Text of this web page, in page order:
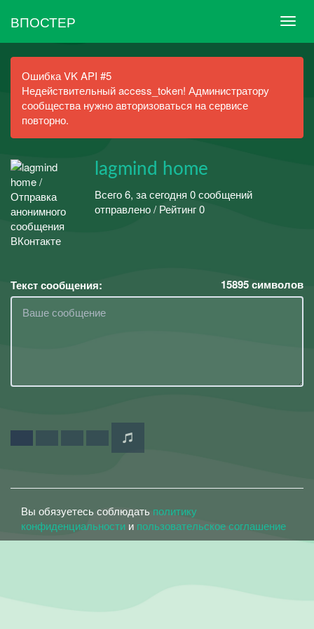
ВПОСТЕР
Ошибка VK API #5
Недействительный access_token! Администратору
сообщества нужно авторизоваться на сервисе
повторно.
lagmind home
Всего 6, за сегодня 0 сообщений
отправлено / Рейтинг 0
Текст сообщения: 15895символов
Вы обязуетесь соблюдать политику
конфиденциальности и пользовательское соглашение